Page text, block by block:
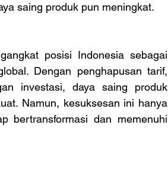
saing produk pun meningkat.
posisi Indonesia sebagai
Dengan penghapusan tarif,
investasi, daya saing produk
Namun, kesuksesan ini hanya
bertransformasi dan memenuhi